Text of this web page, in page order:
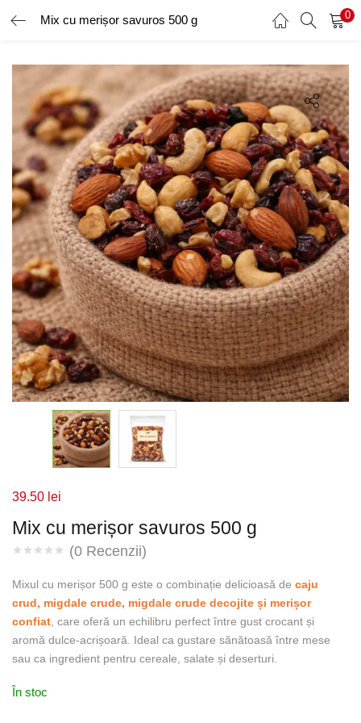
Mix cu merișor savuros 500 g 0
AUTENTIFICARE ÎNREGISTRARE
Introduceți numele de utilizator și parola pentru a vă autentifica.
Amintește-ți de mine
Ai uitat parola?
Mix cu merișor savuros 500 g
(0 Recenzii)
39.50 lei
Mixul cu merișor 500 g este o combinație delicioasă de caju
crud, migdale crude, migdale crude decojite și merișor
confiat , care oferă un echilibru perfect între gust crocant și
aromă dulce-acrișoară. Ideal ca gustare sănătoasă între mese
sau ca ingredient pentru cereale, salate și deserturi.
În stoc